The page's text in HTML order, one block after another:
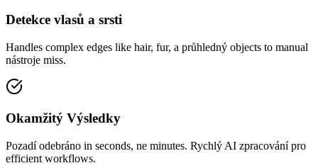
Detekce vlasů a srsti
Handles complex edges like hair, fur, a průhledný objects to manual
nástroje miss.
Okamžitý Výsledky
Pozadí odebráno in seconds, ne minutes. Rychlý AI zpracování pro
efficient workflows.